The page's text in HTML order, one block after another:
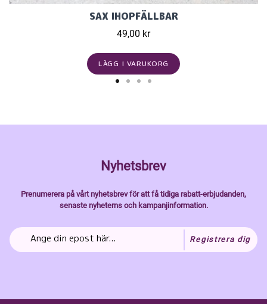
SAX IHOPFÄLLBAR
49,00 kr
LÄGG I VARUKORG
Nyhetsbrev
Prenumerera på vårt nyhetsbrev för att få tidiga rabatt-erbjudanden,
senaste nyheterns och kampanjinformation.
Registrera dig